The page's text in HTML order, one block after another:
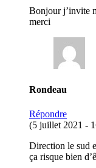
Bonjour j’invite
merci
Rondeau
Répondre
(5 juillet 2021 -
Direction le sud
ça risque bien